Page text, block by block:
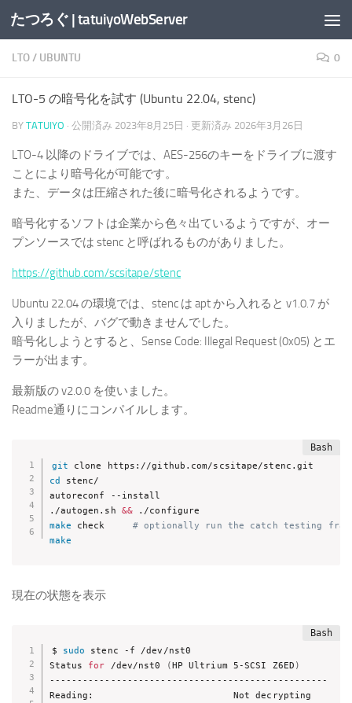
コンテンツへスキップ
たつろぐ | tatuiyoWebServer
LTO/ UBUNTU 0
LTO-5 の暗号化を試す (Ubuntu 22.04, stenc)
BY TATUIYO · 公開済み 2023年8月25日 · 更新済み 2026年3月26日
LTO-4 以降のドライブでは、AES-256のキーをドライブに渡す
ことにより暗号化が可能です。
また、データは圧縮された後に暗号化されるようです。
暗号化するソフトは企業から色々出ているようですが、オー
プンソースでは stenc と呼ばれるものがありました。
https://github.com/scsitape/stenc
Ubuntu 22.04 の環境では、stenc は apt から入れると v1.0.7 が
入りましたが、バグで動きませんでした。
暗号化しようとすると、Sense Code: Illegal Request (0x05) とエ
ラーが出ます。
最新版の v2.0.0 を使いました。
Readme通りにコンパイルします。
git
cd stenc/
autoreconf --install
./autogen.sh &&
make check # optionally run the catch testing
make
現在の状態を表示
$ sudo stenc -f /dev/nst0
Status for /dev/nst0 (HP Ultrium 5-SCSI Z6ED )
--------------------------------------------------
Reading:                         Not decrypting